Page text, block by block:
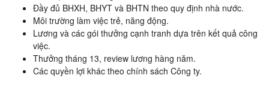
Đầy đủ BHXH, BHYT và BHTN theo quy định nhà nước.
Môi trường làm việc trẻ, năng động.
Lương và các gói thưởng cạnh tranh dựa trên kết quả công
việc.
Thưởng tháng 13, review lương hàng năm.
Các quyền lợi khác theo chính sách Công ty.